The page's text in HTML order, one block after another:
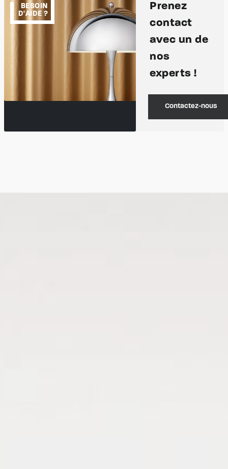
BESOIN
D'AIDE ?
Prenez
contact
avec un de
nos
experts !
Contactez-nous